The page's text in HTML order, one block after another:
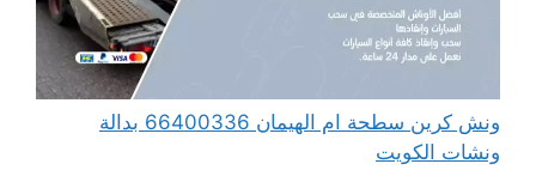
ونش كرين سطحة ام الهيمان 66400336 بدالة
ونشات الكويت